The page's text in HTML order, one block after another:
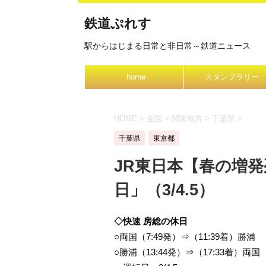
鉄道ぷれす
駅からはじまる日常と非日常～鉄道ニュース
home スタンプラリー
HOME > 全国 > 関東地方 > 千葉県 >
千葉県 東京都
JR東日本【春の増
日」（3/4.5）
◇快速 房総の休日
○両国（7:49発）⇒（11:39着）勝浦
○勝浦（13:44発）⇒（17:33着）両国